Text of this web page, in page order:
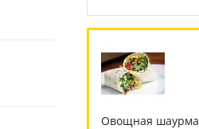
Овощная шаурма